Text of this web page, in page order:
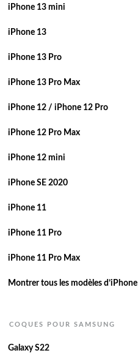
iPhone 13 mini
iPhone 13
iPhone 13 Pro
iPhone 13 Pro Max
iPhone 12 / iPhone 12 Pro
iPhone 12 Pro Max
iPhone 12 mini
iPhone SE 2020
iPhone 11
iPhone 11 Pro
iPhone 11 Pro Max
Montrer tous les modèles d’iPhone
COQUES POUR SAMSUNG
Galaxy S22